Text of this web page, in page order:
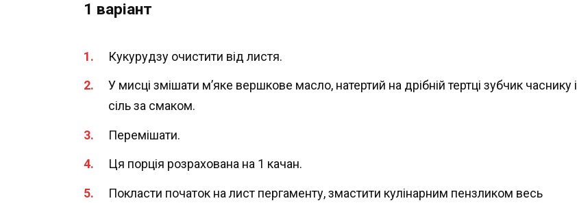
1 варіант
Кукурудзу очистити від листя.
У мисці змішати м’яке вершкове масло, натертий на дрібній тертці зубчик часнику і
сіль за смаком.
Перемішати.
Ця порція розрахована на 1 качан.
Покласти початок на лист пергаменту, змастити кулінарним пензликом весь